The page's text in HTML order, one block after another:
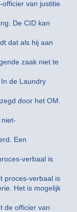
van justitie
De CID kan
dat als hij aan
zaak niet te
de Laundry
door het OM.
Een
verbaal is
proces-verbaal is
Het is mogelijk
de officier van